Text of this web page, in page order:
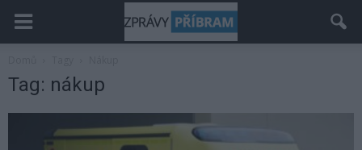
Tag: nákup